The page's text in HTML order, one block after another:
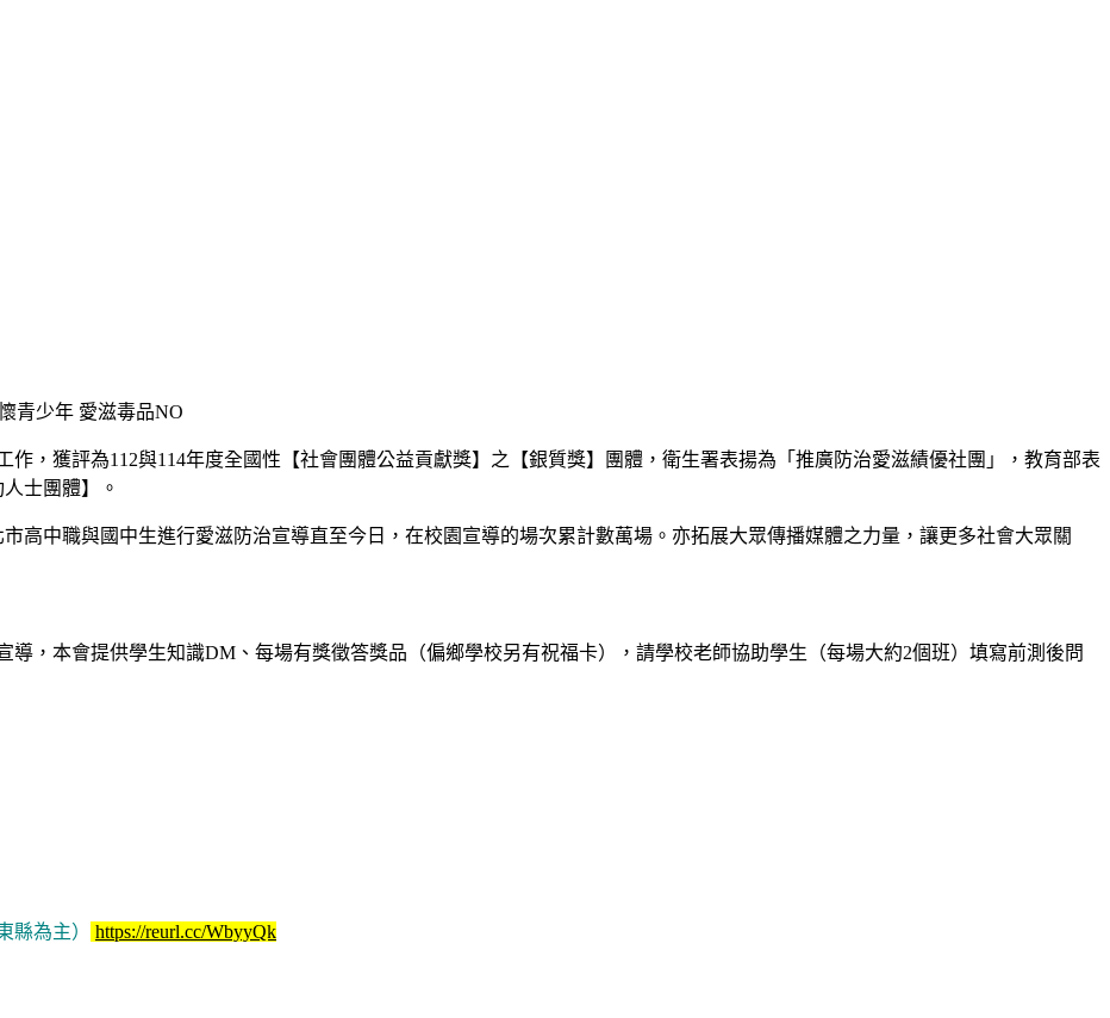
，獲評為112與114年度全國性【社會團體公益貢獻獎】之【銀質獎】團體，衛生署表揚為「推廣防治愛滋績優社團」，教育部表
士團體】。
高中職與國中生進行愛滋防治宣導直至今日，在校園宣導的場次累計數萬場。亦拓展大眾傳播媒體之力量，讓更多社會大眾關
，本會提供學生知識DM、每場有獎徵答獎品（偏鄉學校另有祝福卡），請學校老師協助學生（每場大約2個班）填寫前測後問
縣為主）
https://reurl.cc/WbyyQk